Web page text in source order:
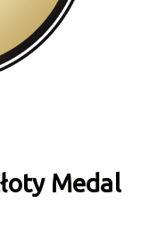
Medal